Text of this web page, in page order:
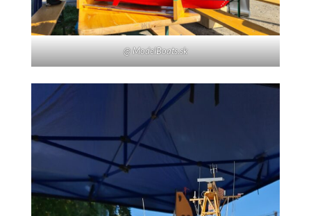
@ ModelBoats.sk